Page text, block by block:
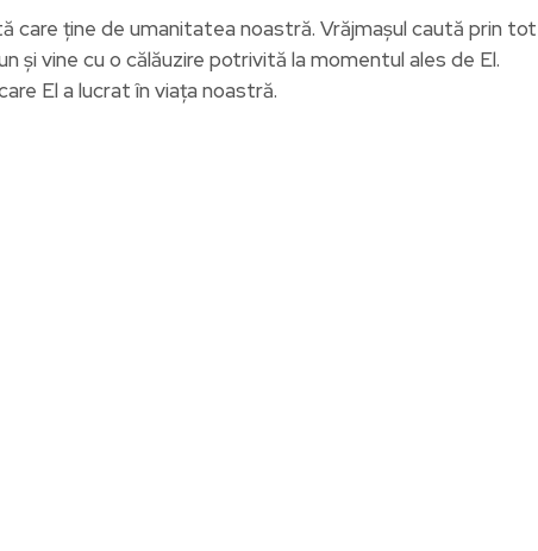
care ține de umanitatea noastră. Vrăjmașul caută prin tot
și vine cu o călăuzire potrivită la momentul ales de El.
El a lucrat în viața noastră.